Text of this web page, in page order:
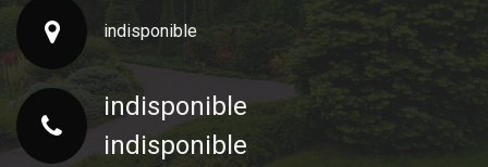
indisponible
indisponible
indisponible